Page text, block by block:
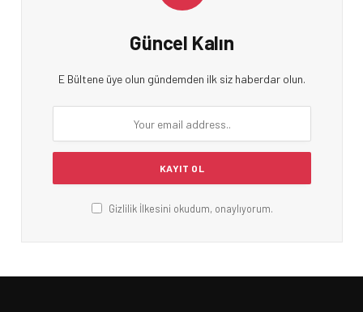
Güncel Kalın
E Bültene üye olun gündemden ilk siz haberdar olun.
Gizlilik İlkesini okudum, onaylıyorum.